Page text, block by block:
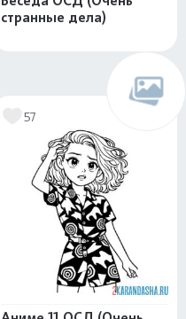
странные дела)
57